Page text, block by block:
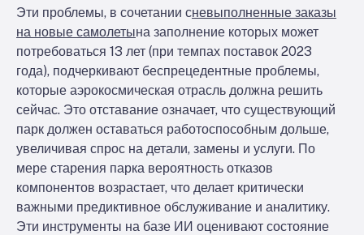
Эти проблемы, в сочетании сневыполненные заказы
на новые самолетына заполнение которых может
потребоваться 13 лет (при темпах поставок 2023
года), подчеркивают беспрецедентные проблемы,
которые аэрокосмическая отрасль должна решить
сейчас. Это отставание означает, что существующий
парк должен оставаться работоспособным дольше,
увеличивая спрос на детали, замены и услуги. По
мере старения парка вероятность отказов
компонентов возрастает, что делает критически
важными предиктивное обслуживание и аналитику.
Эти инструменты на базе ИИ оценивают состояние